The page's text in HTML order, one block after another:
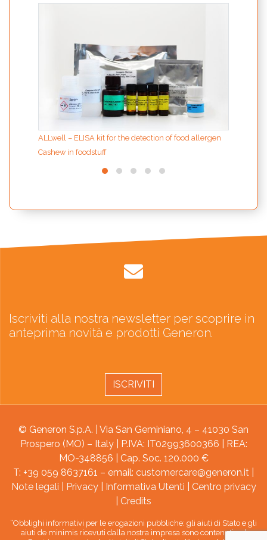
ALLwell – ELISA kit for the detection of food allergen
Cashew in foodstuff
Iscriviti alla nostra newsletter per scoprire in
anteprima novità e prodotti Generon.
ISCRIVITI
© Generon S.p.A. | Via San Geminiano, 4 – 41030 San
Prospero (MO) – Italy | P.IVA: IT02993600366 | REA:
MO-348856 | Cap. Soc. 120.000 €
T: +39 059 8637161 – email: customercare@generon.it
Note legali
Privacy| Informativa Utenti
Centro privacy
Credits
“Obblighi informativi per le erogazioni pubbliche: gli aiuti di Stato e gli
aiuti de minimis ricevuti dalla nostra impresa sono contenuti nel